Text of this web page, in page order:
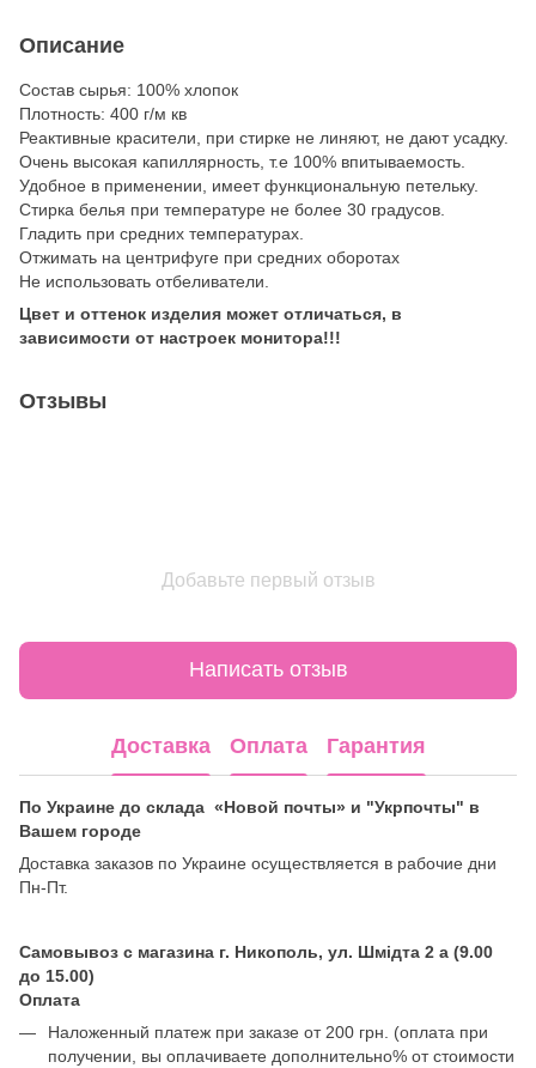
Описание
Состав сырья: 100% хлопок
Плотность: 400 г/м кв
Реактивные красители, при стирке не линяют, не дают усадку.
Очень высокая капиллярность, т.е 100% впитываемость.
Удобное в применении, имеет функциональную петельку.
Стирка белья при температуре не более 30 градусов.
Гладить при средних температурах.
Отжимать на центрифуге при средних оборотах
Не использовать отбеливатели.
Цвет и оттенок изделия может отличаться, в
зависимости от настроек монитора!!!
Отзывы
Добавьте первый отзыв
Написать отзыв
Доставка Оплата Гарантия
По Украине до склада «Новой почты» и "Укрпочты" в
Вашем городе
Доставка заказов по Украине осуществляется в рабочие дни
Пн-Пт.
Самовывоз с магазина г. Никополь, ул. Шмідта 2 а (9.00
до 15.00)
Оплата
Наложенный платеж при заказе от 200 грн. (оплата при
получении, вы оплачиваете дополнительно% от стоимости